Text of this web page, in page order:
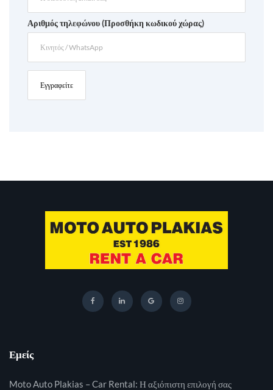
Αριθμός τηλεφώνου (Προσθήκη κωδικού χώρας)
Εμείς
Moto Auto Plakias – Car Rental: Η αξιόπιστη επιλογή σας